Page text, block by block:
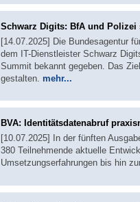
Schwarz Digits: BfA und Polizei
[14.07.2025] Die Bundesagentur
dem IT-Dienstleister Schwarz
Summit bekannt gegeben. Das
gestalten. mehr...
BVA: Identitätsdatenabruf
[10.07.2025] In der fünften
380 Teilnehmende aktuelle
Umsetzungserfahrungen bis hin